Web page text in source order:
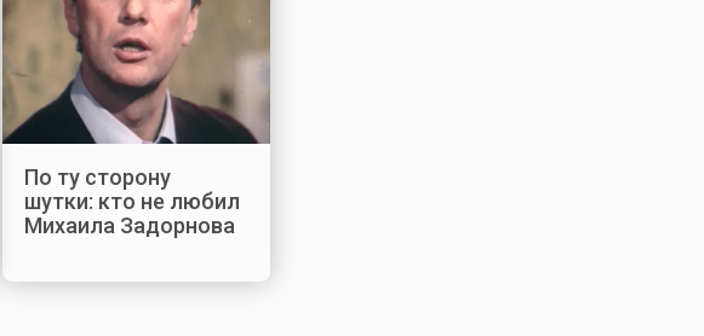
По ту сторону
шутки: кто не любил
Михаила Задорнова